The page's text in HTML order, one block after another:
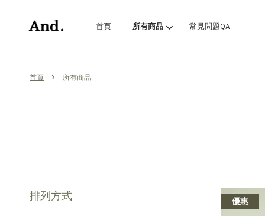
首頁 所有商品 常見問題QA
首頁 › 所有商品
排列方式 優惠